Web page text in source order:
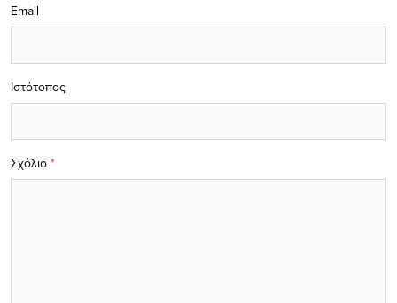
Σχόλιο *
Email
Ιστότοπος